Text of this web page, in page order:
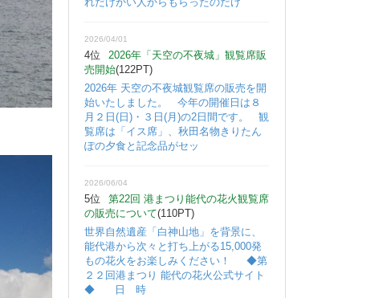
2026/04/01
4位
2026年「天空の不夜城」観覧席販
売開始(122PT)
2026年 天空の不夜城観覧席の販売を開
始いたしました。 今年の開催日は８
月２日(日)・３日(月)の2日間です。 観
覧席は「イス席」、秋田名物きりたん
ぽの夕食と記念品がセッ
2026/06/04
5位
第22回 港まつり能代の花火観覧席
の販売について(110PT)
世界自然遺産「白神山地」を背景に、
能代港から次々と打ち上がる15,000発
もの花火をお楽しみください！ ◆第
２２回港まつり 能代の花火公式サイト
◆ 日 時